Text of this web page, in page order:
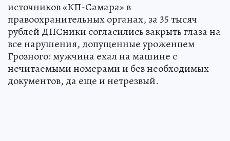
источников «КП-Самара» в
правоохранительных органах, за 35 тысяч
рублей ДПСники согласились закрыть глаза на
все нарушения, допущенные уроженцем
Грозного: мужчина ехал на машине с
нечитаемыми номерами и без необходимых
документов, да еще и нетрезвый.